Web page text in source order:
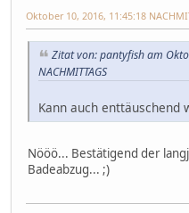
Oktober 10, 2016, 11:45:18
Zitat von: pantyfish am
NACHMITTAGS
Kann auch enttäuschend
Nööö... Bestätigend der
Badeabzug... ;)